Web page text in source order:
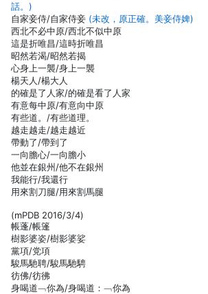
話。)
自家妾侍/自家侍妾 (未改，原正確。美妾侍婢)
西北不必中原/西北不似中原
這是折唯昌/這時折唯昌
昭然若渴/昭然若揭
心身上一襲/身上一襲
楊天人/楊大人
的確是了人家/的確是看了人家
有意每中原/有意向中原
有些道。/有些道理。
越走越走/越走越近
帶動了/帶到了
一向膽心/一向膽小
他並在銀州/他不在銀州
我能行/我還行
用來割刀腿/用來割馬腿
(mPDB 2016/3/4)
帳蓬/帳篷
樹影婆姿/樹影婆娑
黨項/党項
駿馬馳聘/駿馬馳騁
彷佛/彷彿
身喝道﹁你為/身喝道：﹁你為